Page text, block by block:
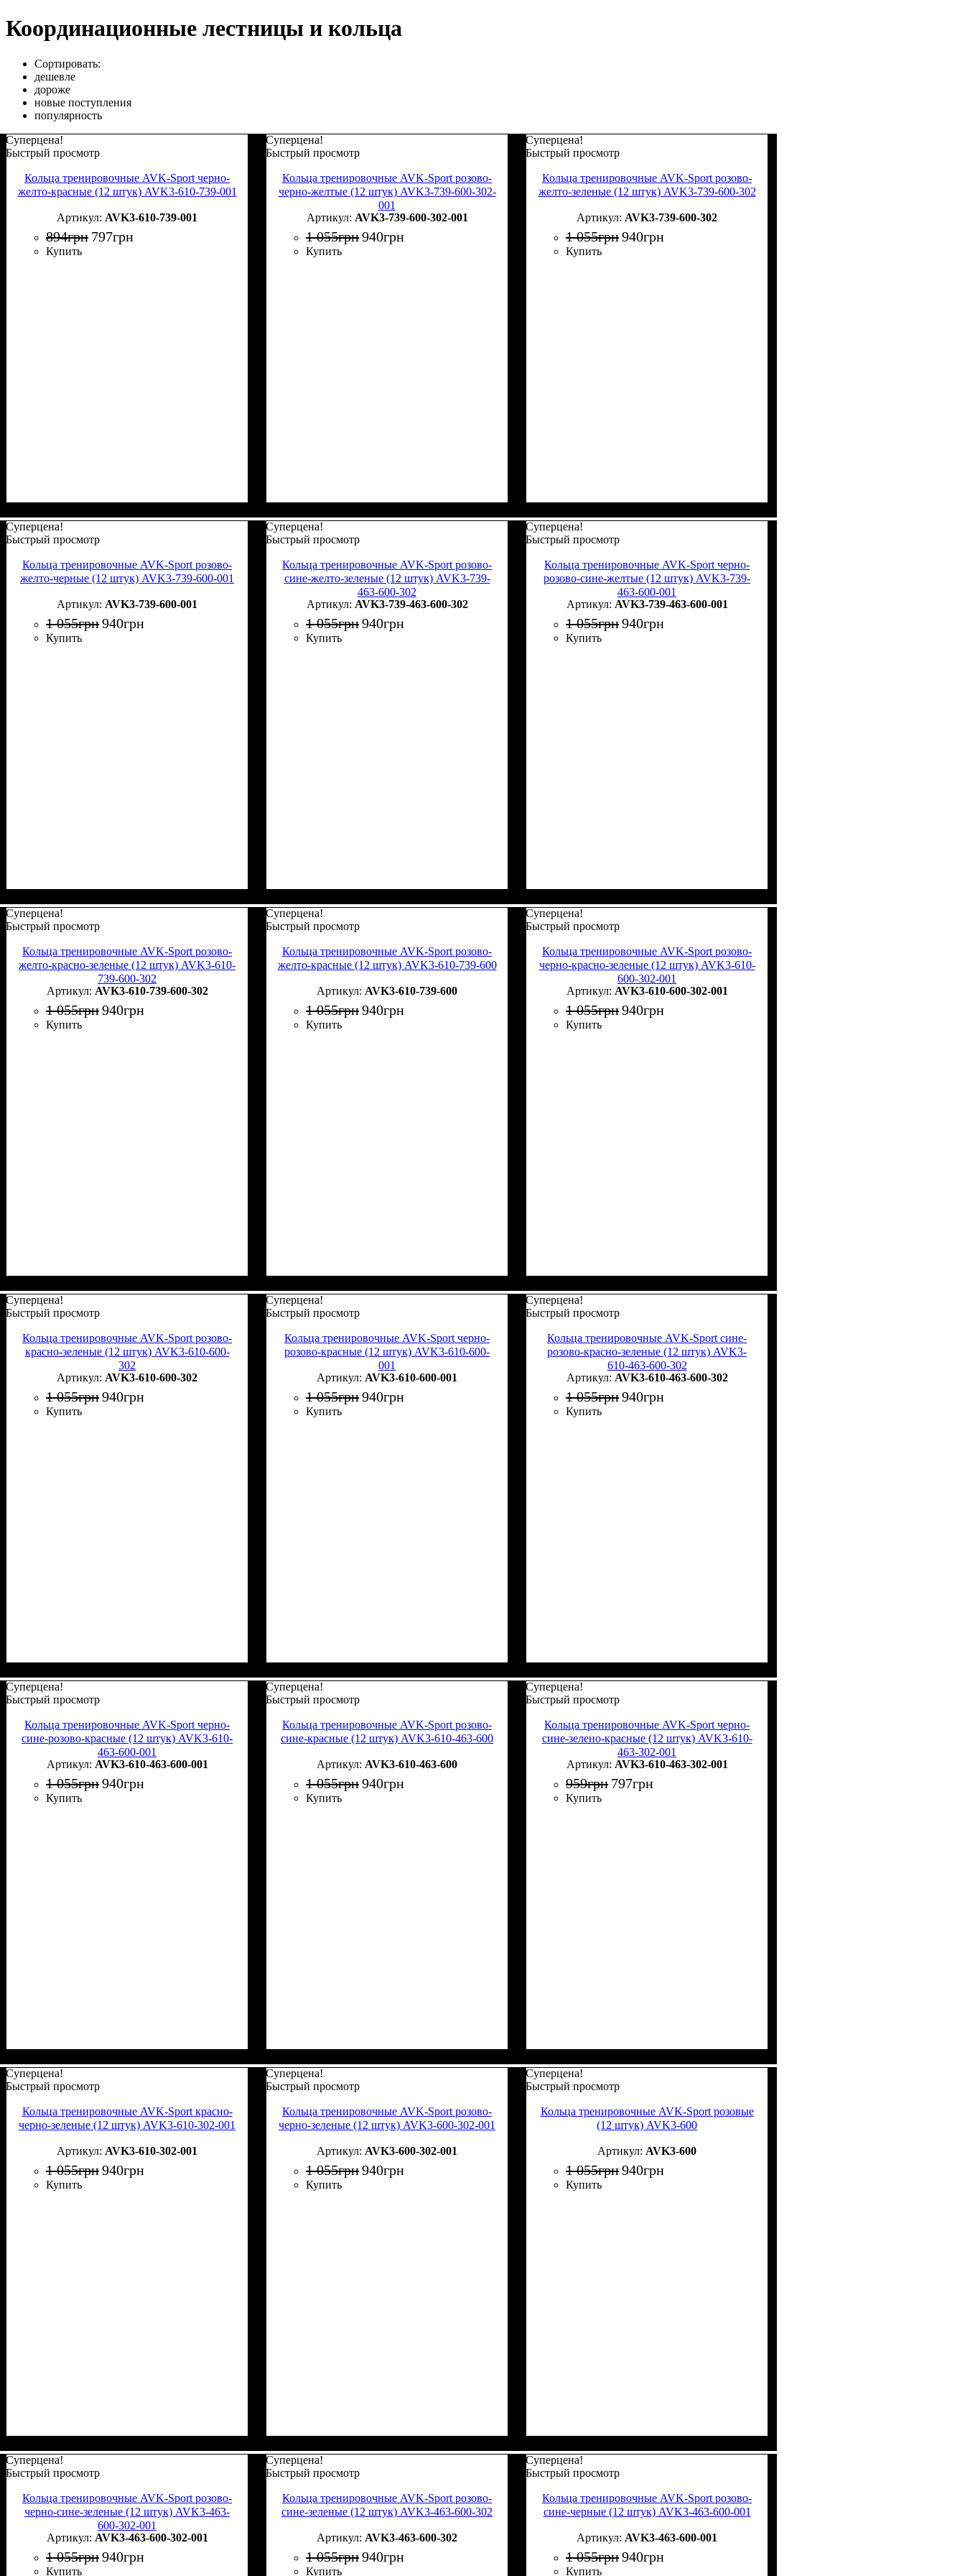
Координационные лестницы и кольца
Сортировать:
дешевле
дороже
новые поступления
популярность
Суперцена!
Быстрый просмотр
Кольца тренировочные AVK-Sport черно-
желто-красные (12 штук) AVK3-610-739-001
AVK3-610-739-001
894грн 797грн
Купить
Суперцена!
Быстрый просмотр
Кольца тренировочные AVK-Sport розово-
черно-желтые (12 штук) AVK3-739-600-302-
001
AVK3-739-600-302-001
1 055грн940грн
Купить
Суперцена!
Быстрый просмотр
Кольца тренировочные AVK-Sport розово-
желто-зеленые (12 штук) AVK3-739-600-302
AVK3-739-600-302
1 055грн940грн
Купить
Суперцена!
Быстрый просмотр
Кольца тренировочные AVK-Sport розово-
желто-черные (12 штук) AVK3-739-600-001
AVK3-739-600-001
1 055грн940грн
Купить
Суперцена!
Быстрый просмотр
Кольца тренировочные AVK-Sport розово-
сине-желто-зеленые (12 штук) AVK3-739-
463-600-302
AVK3-739-463-600-302
1 055грн940грн
Купить
Суперцена!
Быстрый просмотр
Кольца тренировочные AVK-Sport черно-
розово-сине-желтые (12 штук) AVK3-739-
463-600-001
AVK3-739-463-600-001
1 055грн940грн
Купить
Суперцена!
Быстрый просмотр
Кольца тренировочные AVK-Sport розово-
желто-красно-зеленые (12 штук) AVK3-610-
739-600-302
AVK3-610-739-600-302
1 055грн940грн
Купить
Суперцена!
Быстрый просмотр
Кольца тренировочные AVK-Sport розово-
желто-красные (12 штук) AVK3-610-739-600
AVK3-610-739-600
1 055грн940грн
Купить
Суперцена!
Быстрый просмотр
Кольца тренировочные AVK-Sport розово-
черно-красно-зеленые (12 штук) AVK3-610-
600-302-001
AVK3-610-600-302-001
1 055грн940грн
Купить
Суперцена!
Быстрый просмотр
Кольца тренировочные AVK-Sport розово-
красно-зеленые (12 штук) AVK3-610-600-
302
AVK3-610-600-302
1 055грн940грн
Купить
Суперцена!
Быстрый просмотр
Кольца тренировочные AVK-Sport черно-
розово-красные (12 штук) AVK3-610-600-
001
AVK3-610-600-001
1 055грн940грн
Купить
Суперцена!
Быстрый просмотр
Кольца тренировочные AVK-Sport сине-
розово-красно-зеленые (12 штук) AVK3-
610-463-600-302
AVK3-610-463-600-302
1 055грн940грн
Купить
Суперцена!
Быстрый просмотр
Кольца тренировочные AVK-Sport черно-
сине-розово-красные (12 штук) AVK3-610-
463-600-001
AVK3-610-463-600-001
1 055грн940грн
Купить
Суперцена!
Быстрый просмотр
Кольца тренировочные AVK-Sport розово-
сине-красные (12 штук) AVK3-610-463-600
AVK3-610-463-600
1 055грн940грн
Купить
Суперцена!
Быстрый просмотр
Кольца тренировочные AVK-Sport черно-
сине-зелено-красные (12 штук) AVK3-610-
463-302-001
AVK3-610-463-302-001
959грн 797грн
Купить
Суперцена!
Быстрый просмотр
Кольца тренировочные AVK-Sport красно-
черно-зеленые (12 штук) AVK3-610-302-001
AVK3-610-302-001
1 055грн940грн
Купить
Суперцена!
Быстрый просмотр
Кольца тренировочные AVK-Sport розово-
черно-зеленые (12 штук) AVK3-600-302-001
AVK3-600-302-001
1 055грн940грн
Купить
Суперцена!
Быстрый просмотр
Кольца тренировочные AVK-Sport розовые
(12 штук) AVK3-600
AVK3-600
1 055грн940грн
Купить
Суперцена!
Быстрый просмотр
Кольца тренировочные AVK-Sport розово-
черно-сине-зеленые (12 штук) AVK3-463-
600-302-001
AVK3-463-600-302-001
1 055грн940грн
Купить
Суперцена!
Быстрый просмотр
Кольца тренировочные AVK-Sport розово-
сине-зеленые (12 штук) AVK3-463-600-302
AVK3-463-600-302
1 055грн940грн
Купить
Суперцена!
Быстрый просмотр
Кольца тренировочные AVK-Sport розово-
сине-черные (12 штук) AVK3-463-600-001
AVK3-463-600-001
1 055грн940грн
Купить